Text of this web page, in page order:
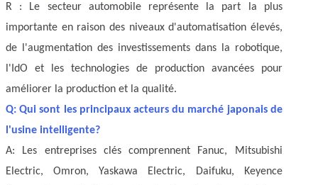
R : Le secteur automobile représente la part la plus
importante en raison des niveaux d'automatisation élevés,
de l'augmentation des investissements dans la robotique,
l'IdO et les technologies de production avancées pour
améliorer la production et la qualité.
Q: Qui sont les principaux acteurs du marché japonais de
l'usine intelligente?
A: Les entreprises clés comprennent Fanuc, Mitsubishi
Electric, Omron, Yaskawa Electric, Daifuku, Keyence